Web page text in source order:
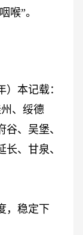
喉”。
）本记载：
、绥德
、吴堡、
、甘泉、
，稳定下